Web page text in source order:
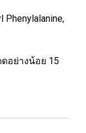
อย่างน้อย 15